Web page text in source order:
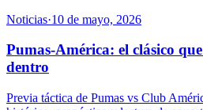
Noticias·10 de mayo, 2026
Pumas-América: el clásico
dentro
Previa táctica de Pumas vs Club